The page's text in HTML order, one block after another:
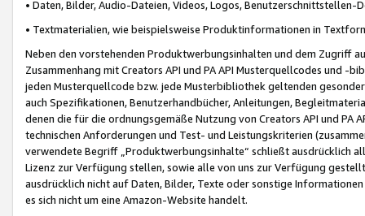
• Daten, Bilder, Audio-Dateien, Videos, Logos, Benutzerschnittstellen-
• Textmaterialien, wie beispielsweise Produktinformationen in
Neben den vorstehenden Produktwerbungsinhalten und dem Zugriff
Zusammenhang mit Creators API und PA API Musterquellcodes und
jeden Musterquellcode bzw. jede Musterbibliothek geltenden
auch Spezifikationen, Benutzerhandbücher, Anleitungen,
denen die für die ordnungsgemäße Nutzung von Creators API und PA
technischen Anforderungen und Test- und Leistungskriterien
verwendete Begriff „Produktwerbungsinhalte“ schließt ausdrücklich
Lizenz zur Verfügung stellen, sowie alle von uns zur Verfügung
ausdrücklich nicht auf Daten, Bilder, Texte oder sonstige
es sich nicht um eine Amazon-Website handelt.